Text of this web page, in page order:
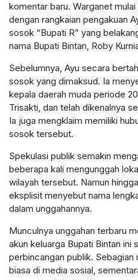
komentar baru. Warganet
dengan rangkaian pengakuan
sosok “Bupati R” yang
nama Bupati Bintan, Roby
Sebelumnya, Ayu secara
sosok yang dimaksud. Ia
kepala daerah muda periode
Trisakti, dan telah dikenalnya
Ia juga mengklaim memiliki
sosok tersebut.
Spekulasi publik semakin
beberapa kali mengunggah
wilayah tersebut. Namun
eksplisit menyebut nama
dalam unggahannya.
Munculnya unggahan terbaru
akun keluarga Bupati Bintan ini
perbincangan publik. Sebagian
biasa di media sosial,